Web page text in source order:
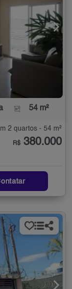
54 m²
2 quartos - 54 m²
R$ 380.000